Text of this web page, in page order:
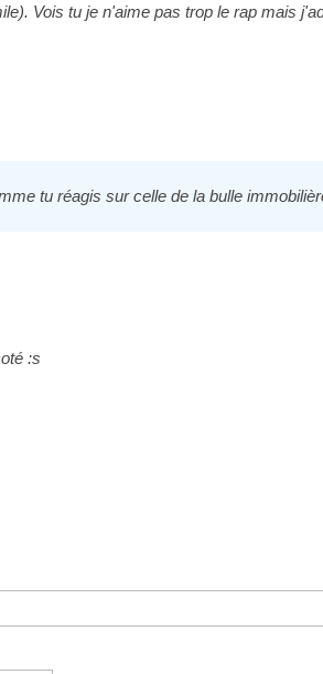
Vois tu je n'aime pas trop le rap mais
tu réagis sur celle de la bulle
:s